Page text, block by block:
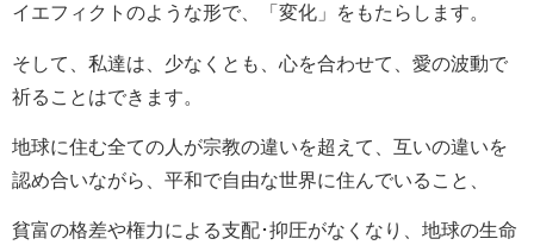
イエフィクトのような形で、「変化」をもたらします。
そして、私達は、少なくとも、心を合わせて、愛の波動で
祈ることはできます。
地球に住む全ての人が宗教の違いを超えて、互いの違いを
認め合いながら、平和で自由な世界に住んでいること、
貧富の格差や権力による支配･抑圧がなくなり、地球の生命